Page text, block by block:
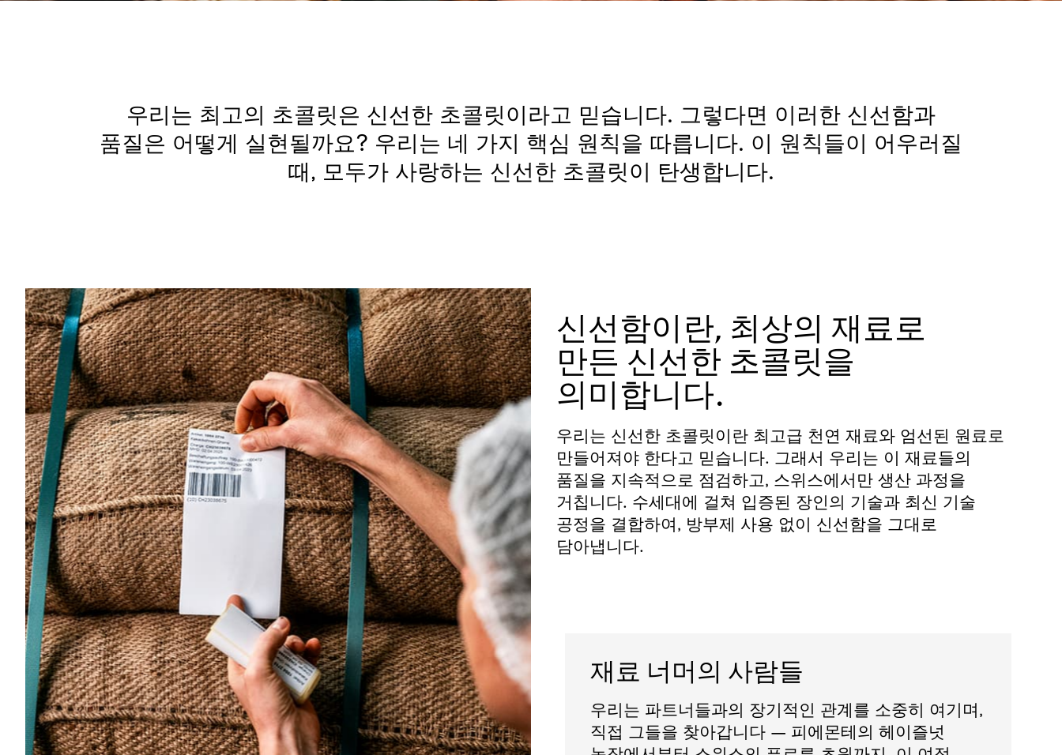
우리는 최고의 초콜릿은 신선한 초콜릿이라고 믿습니다. 그렇다면 이러한 신선함과
품질은 어떻게 실현될까요? 우리는 네 가지 핵심 원칙을 따릅니다. 이 원칙들이 어우러질
때, 모두가 사랑하는 신선한 초콜릿이 탄생합니다.
신선함이란, 최상의 재료로
만든 신선한 초콜릿을
의미합니다.
우리는 신선한 초콜릿이란 최고급 천연 재료와 엄선된 원료로
만들어져야 한다고 믿습니다. 그래서 우리는 이 재료들의
품질을 지속적으로 점검하고, 스위스에서만 생산 과정을
거칩니다. 수세대에 걸쳐 입증된 장인의 기술과 최신 기술
공정을 결합하여, 방부제 사용 없이 신선함을 그대로
담아냅니다.
재료 너머의 사람들
우리는 파트너들과의 장기적인 관계를 소중히 여기며,
직접 그들을 찾아갑니다 — 피에몬테의 헤이즐넛